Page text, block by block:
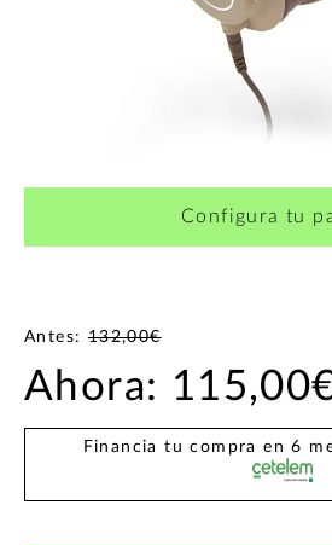
Configura tu
Antes:132,00€
Ahora:
Financia tu compra en 6